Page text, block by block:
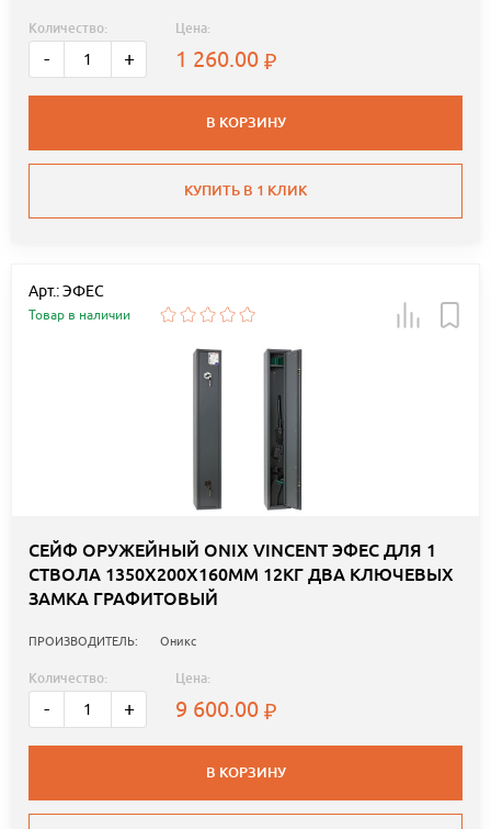
Количество:
- +
Цена:
1 260.00
В КОРЗИНУ
КУПИТЬ В 1 КЛИК
Арт.: ЭФЕС
Товар в наличии
СЕЙФ ОРУЖЕЙНЫЙ ONIX VINCENT ЭФЕС ДЛЯ 1
СТВОЛА 1350Х200Х160ММ 12КГ ДВА КЛЮЧЕВЫХ
ЗАМКА ГРАФИТОВЫЙ
ПРОИЗВОДИТЕЛЬ: Оникс
Количество:
- +
Цена:
9 600.00
В КОРЗИНУ